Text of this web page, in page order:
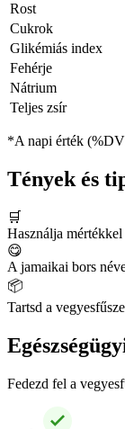
Rost
Cukrok
Glikémiás index
Fehérje
Nátrium
Teljes zsír
*A napi érték
Tények és
🛒
Használja
😋
A jamaikai bors
📦
Tartsd a
Fedezd fel a